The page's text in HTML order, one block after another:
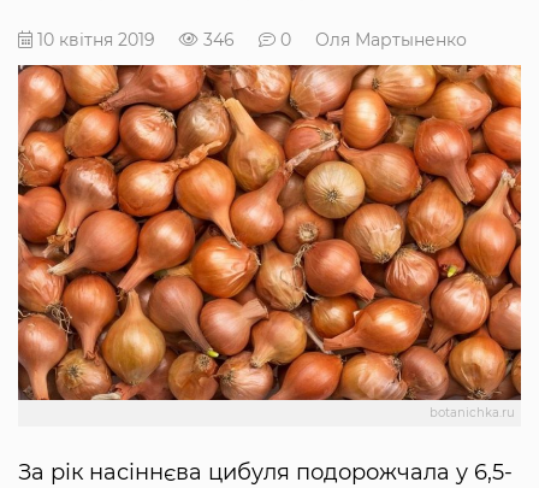
10 квітня 2019 346 0 Оля Мартыненко
botanichka.ru
За рік насіннєва цибуля подорожчала у 6,5-